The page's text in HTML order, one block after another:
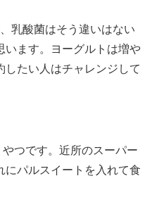
乳酸菌はそう違いはない
います。ヨーグルトは増や
たい人はチャレンジして
つです。近所のスーパー
パルスイートを入れて食